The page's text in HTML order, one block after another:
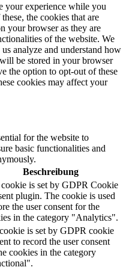
your experience while you
the cookies that are
your browser as they are
of the website. We
analyze and understand how
be stored in your browser
the option to opt-out of these
cookies may affect your
for the website to
basic functionalities and
Beschreibung
is set by GDPR Cookie
plugin. The cookie is used
the user consent for the
in the category "Analytics".
is set by GDPR cookie
to record the user consent
cookies in the category